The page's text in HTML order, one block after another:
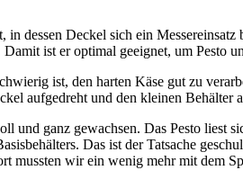
dessen Deckel sich ein
ist er optimal geeignet, um Pesto
ist, den harten Käse gut zu
aufgedreht und den kleinen Behälter
ganz gewachsen. Das Pesto liest
Das ist der Tatsache
wir ein wenig mehr mit dem